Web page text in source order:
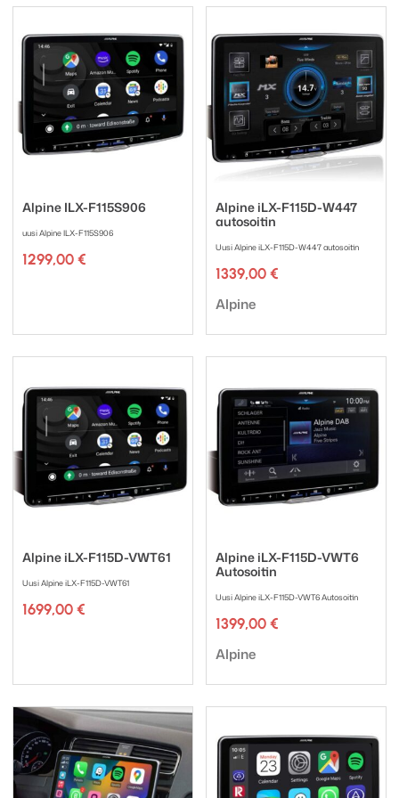
Alpine ILX-F115S906
uusi Alpine ILX-F115S906
1299,00 €
Alpine iLX-F115D-W447
autosoitin
Uusi Alpine iLX-F115D-W447 autosoitin
1339,00 €
Tuotemerkki:
Alpine
Alpine iLX-F115D-VWT61
Uusi Alpine iLX-F115D-VWT61
1699,00 €
Alpine iLX-F115D-VWT6
Autosoitin
Uusi Alpine iLX-F115D-VWT6 Autosoitin
1399,00 €
Tuotemerkki:
Alpine